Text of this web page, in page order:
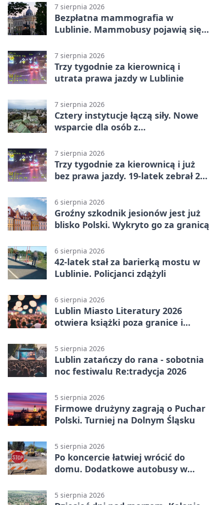
7 sierpnia 2026
Bezpłatna mammografia w
Lublinie. Mammobusy pojawią się
7 sierpnia 2026
Trzy tygodnie za kierownicą i
utrata prawa jazdy w Lublinie
7 sierpnia 2026
Cztery instytucje łączą siły. Nowe
wsparcie dla osób z
7 sierpnia 2026
Trzy tygodnie za kierownicą i już
bez prawa jazdy. 19-latek zebrał 23
6 sierpnia 2026
Groźny szkodnik jesionów jest już
blisko Polski. Wykryto go za granicą
6 sierpnia 2026
42-latek stał za barierką mostu w
Lublinie. Policjanci zdążyli
6 sierpnia 2026
Lublin Miasto Literatury 2026
otwiera książki poza granice i
5 sierpnia 2026
Lublin zatańczy do rana - sobotnia
noc festiwalu Re:tradycja 2026
5 sierpnia 2026
Firmowe drużyny zagrają o Puchar
Polski. Turniej na Dolnym Śląsku
5 sierpnia 2026
Po koncercie łatwiej wrócić do
domu. Dodatkowe autobusy w
5 sierpnia 2026